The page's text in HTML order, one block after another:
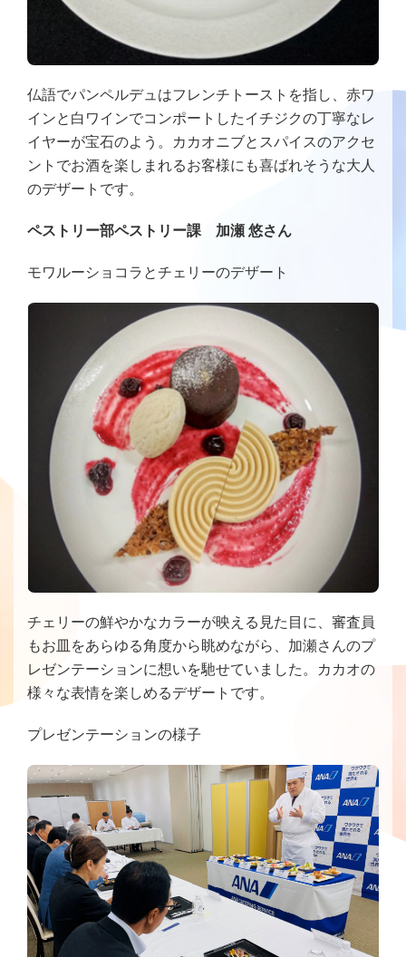
仏語でパンペルデュはフレンチトーストを指し、赤ワ
インと白ワインでコンポートしたイチジクの丁寧なレ
イヤーが宝石のよう。カカオニブとスパイスのアクセ
ントでお酒を楽しまれるお客様にも喜ばれそうな大人
のデザートです。
ペストリー部ペストリー課 加瀬 悠さん
モワルーショコラとチェリーのデザート
チェリーの鮮やかなカラーが映える見た目に、審査員
もお皿をあらゆる角度から眺めながら、加瀬さんのプ
レゼンテーションに想いを馳せていました。カカオの
様々な表情を楽しめるデザートです。
プレゼンテーションの様子